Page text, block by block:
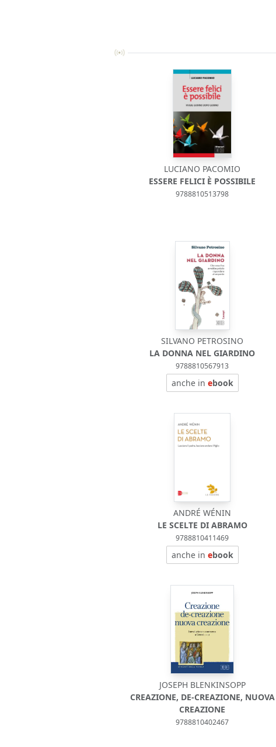
LUCIANO PACOMIO
ESSERE FELICI È POSSIBILE
9788810513798
SILVANO PETROSINO
LA DONNA NEL GIARDINO
9788810567913
anche in ebook
ANDRÉ WÉNIN
LE SCELTE DI ABRAMO
9788810411469
anche in ebook
JOSEPH BLENKINSOPP
CREAZIONE, DE-CREAZIONE, NUOVA
CREAZIONE
9788810402467